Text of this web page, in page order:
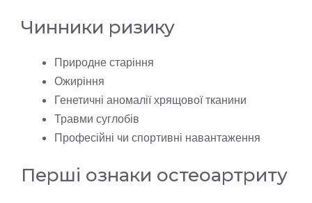
Чинники ризику
Природне старіння
Ожиріння
Генетичні аномалії хрящової тканини
Травми суглобів
Професійні чи спортивні навантаження
Перші ознаки остеоартриту